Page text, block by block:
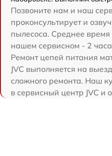
Позвоните нам и наш
проконсультирует и
пылесоса. Среднее время
нашем сервисном - 2
Ремонт цепей питания
JVC выполняется на
сложного ремонта. Наш
в сервисный центр JVC и